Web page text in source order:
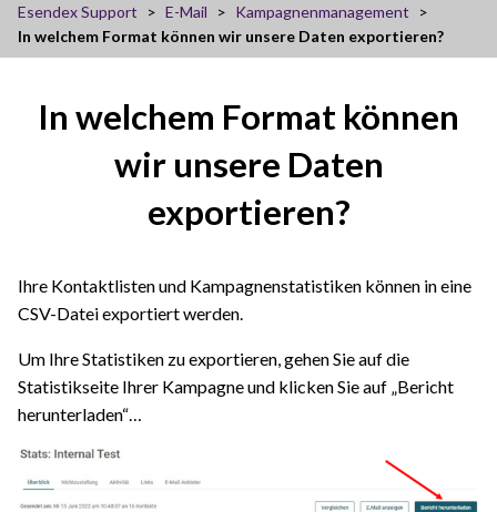
Esendex Support E-Mail
Kampagnenmanagement
In welchem Format können wir unsere Daten exportieren?
In welchem Format können
wir unsere Daten
exportieren?
Ihre Kontaktlisten und Kampagnenstatistiken können in eine
CSV-Datei exportiert werden.
Um Ihre Statistiken zu exportieren, gehen Sie auf die
Statistikseite Ihrer Kampagne und klicken Sie auf „Bericht
herunterladen“…